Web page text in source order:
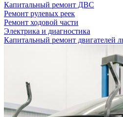
Капитальный ремонт ДВС
Ремонт рулевых реек
Ремонт ходовой части
Электрика и диагностика
Капитальный ремонт двигателей